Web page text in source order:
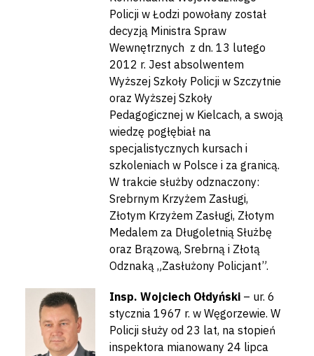
Policji w Łodzi powołany został
decyzją Ministra Spraw
Wewnętrznych z dn. 13 lutego
2012 r. Jest absolwentem
Wyższej Szkoły Policji w Szczytnie
oraz Wyższej Szkoły
Pedagogicznej w Kielcach, a swoją
wiedzę pogłębiał na
specjalistycznych kursach i
szkoleniach w Polsce i za granicą.
W trakcie służby odznaczony:
Srebrnym Krzyżem Zasługi,
Złotym Krzyżem Zasługi, Złotym
Medalem za Długoletnią Służbę
oraz Brązową, Srebrną i Złotą
Odznaką „Zasłużony Policjant”.
Insp. Wojciech Ołdyński – ur. 6
stycznia 1967 r. w Węgorzewie. W
Policji służy od 23 lat, na stopień
inspektora mianowany 24 lipca